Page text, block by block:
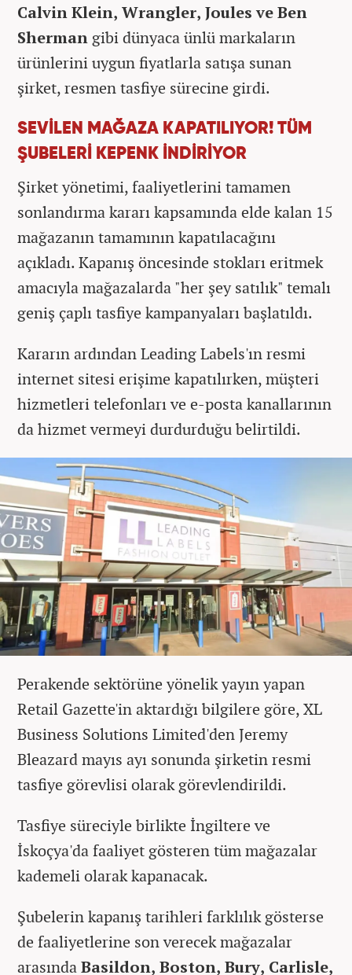
Calvin Klein, Wrangler, Joules ve Ben
Sherman gibi dünyaca ünlü markaların
ürünlerini uygun fiyatlarla satışa sunan
şirket, resmen tasfiye sürecine girdi.
SEVİLEN MAĞAZA KAPATILIYOR! TÜM
ŞUBELERİ KEPENK İNDİRİYOR
Şirket yönetimi, faaliyetlerini tamamen
sonlandırma kararı kapsamında elde kalan 15
mağazanın tamamının kapatılacağını
açıkladı. Kapanış öncesinde stokları eritmek
amacıyla mağazalarda "her şey satılık" temalı
geniş çaplı tasfiye kampanyaları başlatıldı.
Kararın ardından Leading Labels'ın resmi
internet sitesi erişime kapatılırken, müşteri
hizmetleri telefonları ve e-posta kanallarının
da hizmet vermeyi durdurduğu belirtildi.
Perakende sektörüne yönelik yayın yapan
Retail Gazette'in aktardığı bilgilere göre, XL
Business Solutions Limited'den Jeremy
Bleazard mayıs ayı sonunda şirketin resmi
tasfiye görevlisi olarak görevlendirildi.
Tasfiye süreciyle birlikte İngiltere ve
İskoçya'da faaliyet gösteren tüm mağazalar
kademeli olarak kapanacak.
Şubelerin kapanış tarihleri farklılık gösterse
de faaliyetlerine son verecek mağazalar
arasındaBasildon, Boston, Bury, Carlisle,